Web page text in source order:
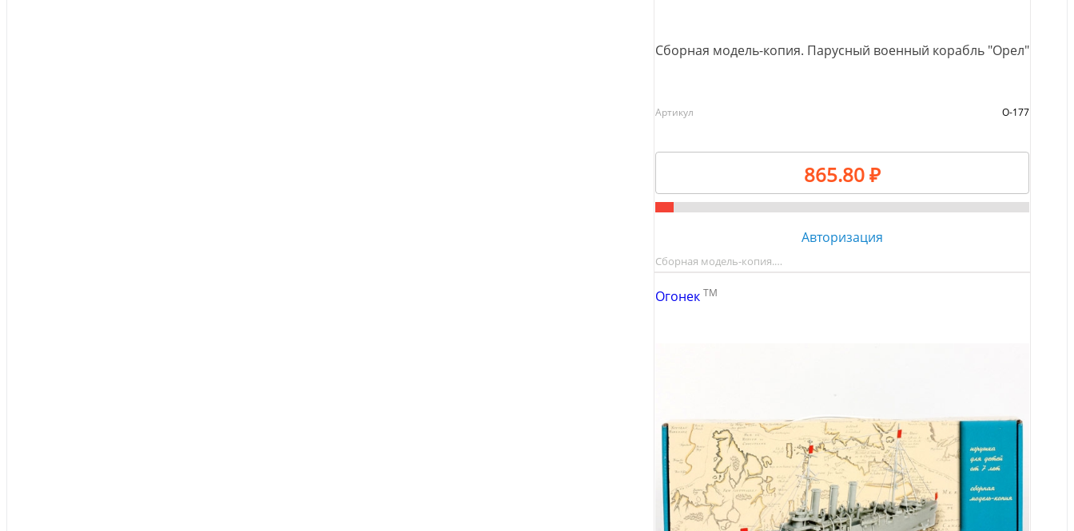
Сборная модель-копия. Парусный военный корабль "Орел"
Артикул О-177
865.80 ₽
Авторизация
Сборная модель-копия.…
Огонек TM